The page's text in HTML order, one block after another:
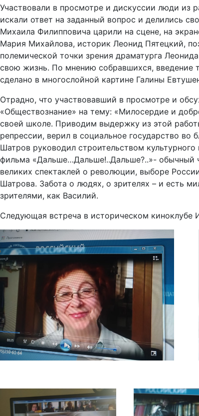
Участвовали в просмотре и дискуссии люди из
искали ответ на заданный вопрос и делились
Михаила Филипповича царили на сцене, на
Мария Михайлова, историк Леонид Пятецкий,
полемической точки зрения драматурга
свою жизнь. По мнению собравшихся, введение
сделано в многослойной картине Галины
Отрадно, что участвовавший в просмотре и
«Обществознание» на тему: «Милосердие и
своей школе. Приводим выдержку из этой
репрессии, верил в социальное государство
Шатров руководил строительством
фильма «Дальше…Дальше!..Дальше?..»- обычный
великих спектаклей о революции, выборе
Шатрова. Забота о людях, о зрителях – и есть
зрителями, как Василий.
Следующая встреча в историческом